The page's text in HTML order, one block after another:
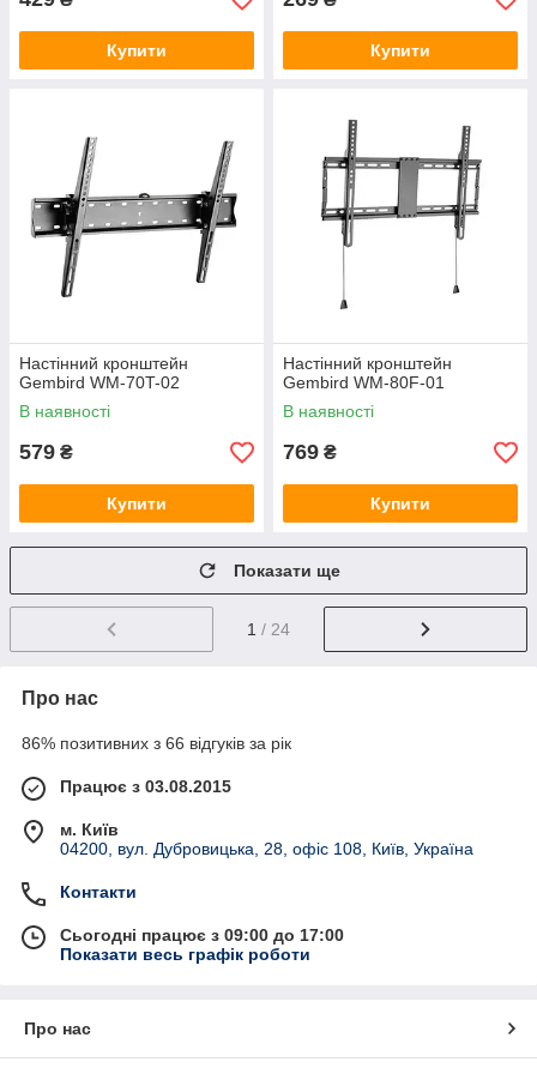
Купити Купити
Настінний кронштейн
Gembird WM-70T-02
В наявності
579 ₴
Купити
Настінний кронштейн
Gembird WM-80F-01
В наявності
769 ₴
Купити
Показати ще
1 / 24
Про нас
86% позитивних з 66 відгуків за рік
Працює з 03.08.2015
м. Київ
04200, вул. Дубровицька, 28, офіс 108, Київ, Україна
Контакти
Сьогодні працює з 09:00 до 17:00
Показати весь графік роботи
Про нас